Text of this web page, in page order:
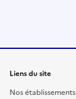
Liens du site
Nos établissements